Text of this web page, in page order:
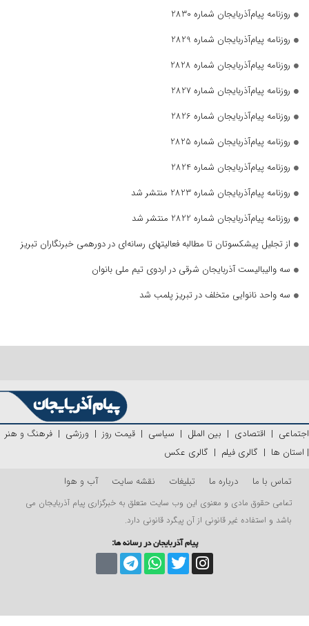
روزنامه پیام‌آذربایجان شماره 2830
روزنامه پیام‌آذربایجان شماره 2829
روزنامه پیام‌آذربایجان شماره 2828
روزنامه پیام‌آذربایجان شماره 2827
روزنامه پیام‌آذربایجان شماره 2826
روزنامه پیام‌آذربایجان شماره 2825
روزنامه پیام‌آذربایجان شماره 2824
روزنامه پیام‌آذربایجان شماره 2823 منتشر شد
روزنامه پیام‌آذربایجان شماره 2822 منتشر شد
از تجلیل پیشکسوتان تا مطالبه فعالیتهای رسانه‌ای در دورهمی خبرنگاران تبریز
سه والیبالیست آذربایجان‌ شرقی در اردوی تیم ملی بانوان
سه واحد نانوایی متخلف در تبریز پلمب شد
اجتماعی | اقتصادی | بین الملل | سیاسی | قیمت روز | ورزشی | فرهنگ و هنر
| استان ها | گالری فیلم | گالری عکس
تماس با ما
درباره ما تبلیغات نقشه سایت آب و هوا
تمامی حقوق مادی و معنوی این وب سایت متعلق به خبرگزاری پیام آذربایجان می
باشد و استفاده غیر قانونی از آن پیگرد قانونی دارد.
پیام آذربایجان در رسانه ها: